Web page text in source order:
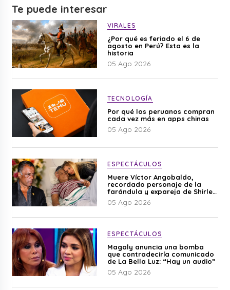
Te puede interesar
VIRALES
¿Por qué es feriado el 6 de
agosto en Perú? Esta es la
historia
05 Ago 2026
TECNOLOGÍA
Por qué los peruanos compran
cada vez más en apps chinas
05 Ago 2026
ESPECTÁCULOS
Muere Víctor Angobaldo,
recordado personaje de la
farándula y expareja de Shirley
Cherres
05 Ago 2026
ESPECTÁCULOS
Magaly anuncia una bomba
que contradeciría comunicado
de La Bella Luz: “Hay un audio”
05 Ago 2026